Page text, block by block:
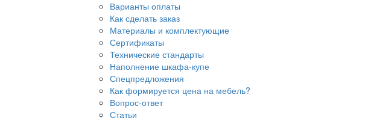
Варианты оплаты
Как сделать заказ
Материалы и комплектующие
Сертификаты
Технические стандарты
Наполнение шкафа-купе
Спецпредложения
Как формируется цена на мебель?
Вопрос-ответ
Статьи